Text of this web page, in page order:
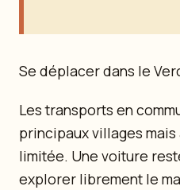
Se déplacer dans le
Les transports en
principaux villages
limitée. Une voiture
explorer librement le